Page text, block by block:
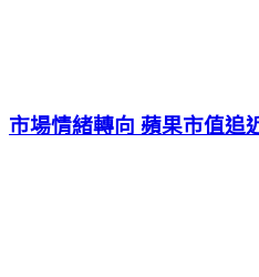
市場情緒轉向 蘋果市值追